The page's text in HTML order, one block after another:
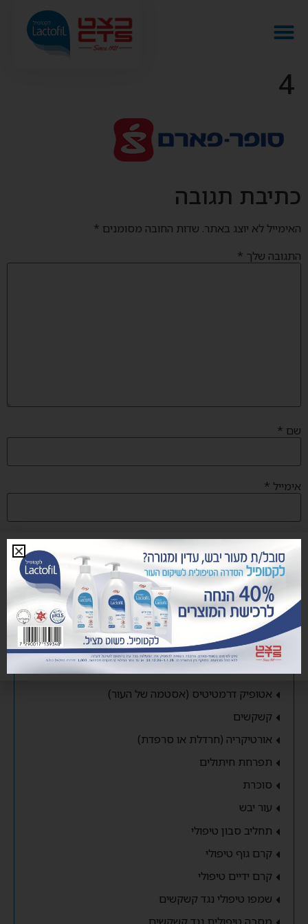
4
כתיבת תגובה
האימייל לא יוצג באתר. שדות החובה מסומנים *
התגובה שלך *
שם *
אימייל *
אתר
שמור בדפדפן זה את השם, האימייל והאתר שלי לפעם הבאה שאגיב.
אטופיק דרמטיטיס (אסטמה של העור)
קשקשים
אורטיקריה (חרדלת או סרפדת)
תפרחת חיתולים
סוכרת
עור יבש
תחליב סבון טיפולי
קרם גוף טיפולי
קרם ידיים טיפולי
שמפו טיפולי נגד קשקשים